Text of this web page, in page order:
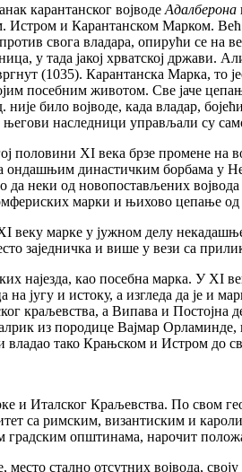
карантанског војводе Адалберона
и Карантанском Марком. Већ
свога владара, опирући се на
у тада јакој хрватској држави.
(1035). Карантанска Марка, то
посебним животом. Све јаче
било војводе, када владар,
наследници управљали су
половини XI века брзе промене на
ондашњим династичким борбама у
да неки од новопостављених
марки и њихово цепање
марке у јужном делу
заједничка и више у вези са
најезда, као посебна марка. У XI
југу и истоку, а изгледа да је и
краљевства, а Випава и
из породице Вајмар Орламинде,
тако Крањском и Истром до
и Италског Краљевства. По свом
са римским, византиским и
општинама, нарочит
место стално отсутних војвода,